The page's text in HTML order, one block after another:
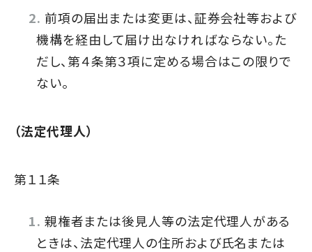
前項の届出または変更は、証券会社等および
機構を経由して届け出なければならない。た
だし、第４条第３項に定める場合はこの限りで
ない。
（法定代理人）
第１１条
親権者または後見人等の法定代理人がある
ときは、法定代理人の住所および氏名または